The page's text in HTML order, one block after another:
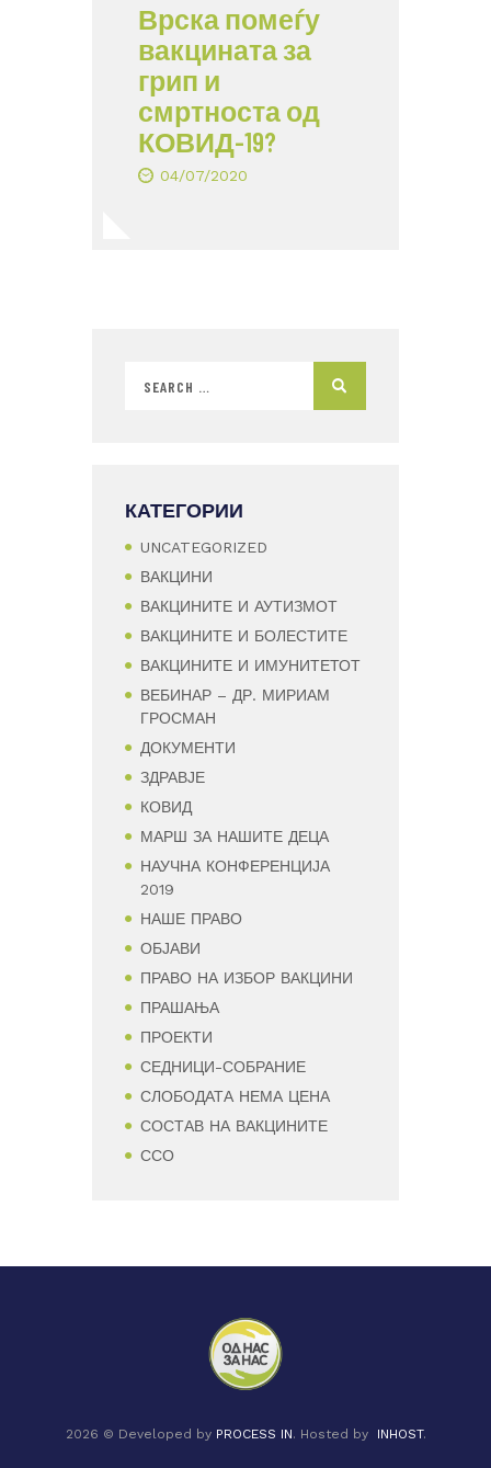
Врска помеѓу
вакцината за
грип и
смртноста од
КОВИД-19?
04/07/2020
КАТЕГОРИИ
UNCATEGORIZED
ВАКЦИНИ
ВАКЦИНИТЕ И АУТИЗМОТ
ВАКЦИНИТЕ И БОЛЕСТИТЕ
ВАКЦИНИТЕ И ИМУНИТЕТОТ
ВЕБИНАР – ДР. МИРИАМ
ГРОСМАН
ДОКУМЕНТИ
ЗДРАВЈЕ
КОВИД
МАРШ ЗА НАШИТЕ ДЕЦА
НАУЧНА КОНФЕРЕНЦИЈА
2019
НАШЕ ПРАВО
ОБЈАВИ
ПРАВО НА ИЗБОР ВАКЦИНИ
ПРАШАЊА
ПРОЕКТИ
СЕДНИЦИ-СОБРАНИЕ
СЛОБОДАТА НЕМА ЦЕНА
СОСТАВ НА ВАКЦИНИТЕ
ССО
2026 © Developed by PROCESS IN. Hosted by INHOST.